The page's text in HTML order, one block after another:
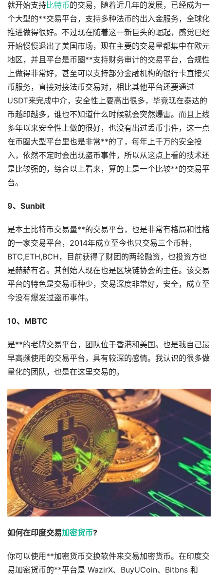
就开始支持比特币的交易，随着近几年的发展，已经成为一
个大型的**交易平台，支持多种法币的出入金服务，全球化
推进做得很好。不过现在随着这一新巨头的崛起，感觉已经
开始慢慢退出了美国市场，现在主要的交易量都集中在欧元
地区，并且平台是币圈**支持财务审计的交易平台，合规性
上做得非常好，甚至可以支持部分金融机构的银行卡直接买
币服务，直接对接法币交易对，相比其他平台还要通过
USDT来完成中介，安全性上要高出很多，毕竟现在泰达的
币越印越多，谁也不知道什么时候就会突然爆雷。而且上线
多年以来安全性上做的很好，也没有出过丢币事件，这一点
在币圈大型平台里也是非常**的了，每年上千万的安全投
入，依然不定时会出现盗币事件，所以从这点上看的技术还
是比较强的，综合以上看来，算的上是一个比较**的交易平
台。
9、Sunbit
是本土比特币交易量**的交易平台，也是非常有格局和性格
的一家交易平台，2014年成立至今也只交易三个币种，
BTC,ETH,BCH，目前获得了财团的两轮融资，也投资方也
是赫赫有名。其创始人现在也是区块链协会的主任。该交易
平台的特色是交易币种少，交易深度非常好，安全，成立至
今没有爆发过盗币事件。
10、MBTC
是**的老牌交易平台，团队位于香港和美国。也是我自己最
早高频使用的交易平台，具有较深的感情。我认识的很多做
量化的团队，也是在这里交易的。
如何在印度交易加密货币?
你可以使用**加密货币交换软件来交易加密货币。在印度交
易加密货币的**平台是 WazirX、BuyUCoin、Bitbns 和